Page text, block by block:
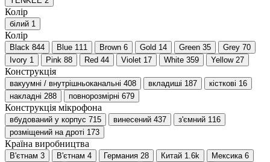
Колір
білий 1
Колір
Black 844 Blue 111 Brown 6 Gold 14 Green 35 Grey 70
Ivory 1 Pink 88 Red 44 Violet 17 White 359 Yellow 27
Конструкція
вакуумні / внутрішньоканальні 408 вкладиші 187 кісткові 16
накладні 288 повнорозмірні 679
Конструкція мікрофона
вбудований у корпус 715 винесений 437 з'ємний 116
розміщений на дроті 173
Країна виробництва
В'єтнам 3 В'єтнам 4 Германия 28 Китай 1.6k Мексика 6